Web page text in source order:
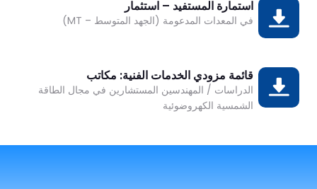
تحميل استمارة المستفيد – استثمار
في المعدات المدعومة (الجهد المتوسط – MT)
تحميل قائمة مزودي الخدمات الفنية: مكاتب
الدراسات / المهندسين المستشارين في مجال الطاقة
الشمسية الكهروضوئية